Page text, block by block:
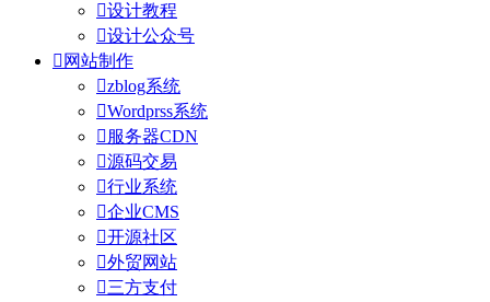
设计教程
设计公众号
 网站制作
zblog系统
Wordprss系统
 服务器CDN
源码交易
行业系统
企业CMS
开源社区
外贸网站
三方支付